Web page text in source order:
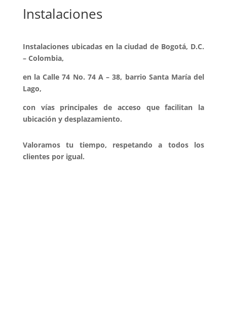
Instalaciones
Instalaciones ubicadas en la ciudad de Bogotá, D.C.
– Colombia,
en la Calle 74 No. 74 A – 38, barrio Santa María del
Lago,
con vías principales de acceso que facilitan la
ubicación y desplazamiento.
Valoramos tu tiempo, respetando a todos los
clientes por igual.